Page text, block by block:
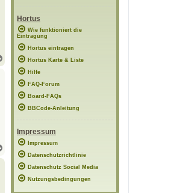
Hortus
Wie funktioniert die
Eintragung
Hortus eintragen
Hortus Karte & Liste
Hilfe
FAQ-Forum
Board-FAQs
BBCode-Anleitung
Impressum
Impressum
Datenschutzrichtlinie
Datenschutz Social Media
Nutzungsbedingungen